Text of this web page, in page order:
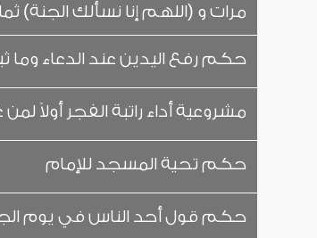
مرات و (اللهم إنا نسألك الجنة)
حكم رفع اليدين عند الدعاء
مشروعية أداء راتبة الفجر أولاً
حكم تحية المسجد للإمام
حكم قول أحد الناس في يوم